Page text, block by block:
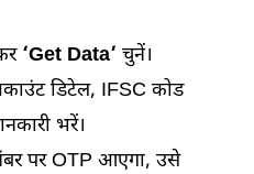
‘Get Data’ चुनें।
डिटेल, IFSC कोड
भरें।
पर OTP आएगा, उसे